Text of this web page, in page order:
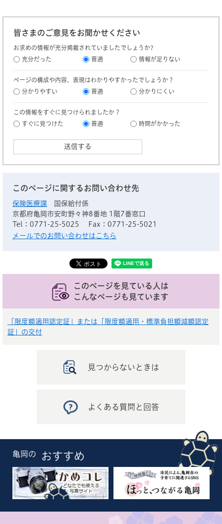
皆さまのご意見をお聞かせください
お求めの情報が充分掲載されていましたでしょうか?
充分だった
普通 情報が足りない
ページの構成や内容、表現はわかりやすかったでしょうか？
分かりやすい
普通 分かりにくい
この情報をすぐに見つけられましたか？
すぐに見つけた
普通 時間がかかった
このページに関するお問い合わせ先
保険医療課
国保給付係
京都府亀岡市安町野々神8番地 1階7番窓口
Tel：0771-25-5025
Fax：0771-25-5021
メールでのお問い合わせはこちら
このページを見ている人は
こんなページも見ています
「限度額適用認定証」または「限度額適用・標準負担額減額認定
証」の交付
見つからないときは
よくある質問と回答
亀岡の おすすめ